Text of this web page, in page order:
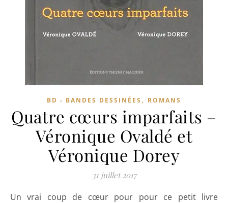
BD - BANDES DESSINÉES , ROMANS
Quatre cœurs imparfaits –
Véronique Ovaldé et
Véronique Dorey
31 juillet 2017
Un vrai coup de cœur pour pour ce petit livre